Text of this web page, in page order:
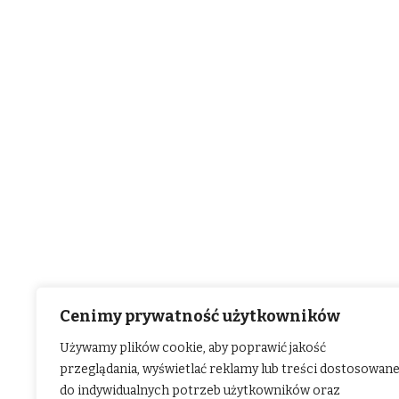
Cenimy prywatność użytkowników
Używamy plików cookie, aby poprawić jakość
przeglądania, wyświetlać reklamy lub treści dostosowane
do indywidualnych potrzeb użytkowników oraz